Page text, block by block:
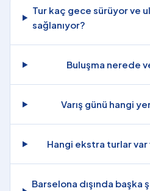
Tur kaç gece sürüyor ve
sağlanıyor?
Buluşma nerede
Varış günü hangi
Hangi ekstra turlar
Barselona dışında başka